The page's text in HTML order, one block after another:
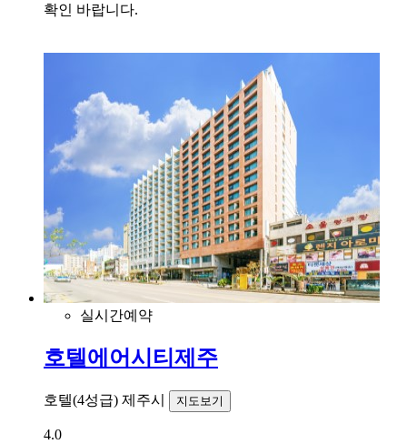
확인 바랍니다.
실시간예약
호텔에어시티제주
호텔(4성급) 제주시 지도보기
4.0